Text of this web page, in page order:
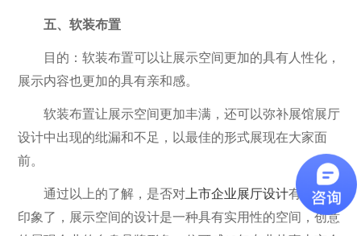
五、软装布置
目的：软装布置可以让展示空间更加的具有人性化，
展示内容也更加的具有亲和感。
软装布置让展示空间更加丰满，还可以弥补展馆展厅
设计中出现的纰漏和不足，以最佳的形式展现在大家面
前。
通过以上的了解，是否对 上市企业展厅设计有了初步
印象了，展示空间的设计是一种具有实用性的空间，创意